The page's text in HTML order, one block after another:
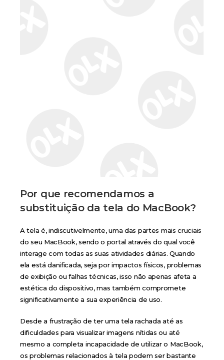
Por que recomendamos a
substituição da tela do MacBook?
A tela é, indiscutivelmente, uma das partes mais cruciais
do seu MacBook, sendo o portal através do qual você
interage com todas as suas atividades diárias. Quando
ela está danificada, seja por impactos físicos, problemas
de exibição ou falhas técnicas, isso não apenas afeta a
estética do dispositivo, mas também compromete
significativamente a sua experiência de uso.
Desde a frustração de ter uma tela rachada até as
dificuldades para visualizar imagens nítidas ou até
mesmo a completa incapacidade de utilizar o MacBook,
os problemas relacionados à tela podem ser bastante